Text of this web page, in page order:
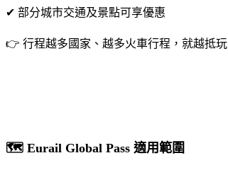
✔ 部分城市交通及景點可享優惠
👉 行程越多國家、越多火車行程，就越抵玩
🗺️ Eurail Global Pass 適用範圍